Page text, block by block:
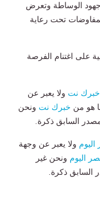
جهود الوساطة وتعرض
تحت رعاية
على اغتنام الفرصة
خبرك نت ولا يعبر عن
هو من خبرك نت ونحن
السابق ذكرة.
ولا يعبر عن وجهة
اليوم ونحن غير
السابق ذكرة.